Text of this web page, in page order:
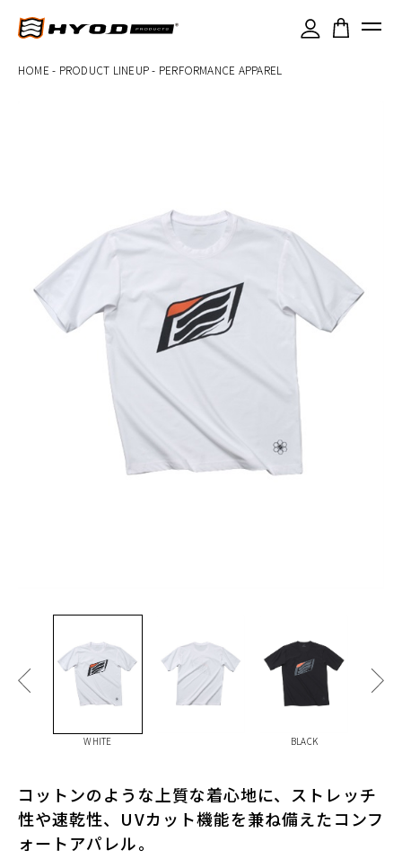
HOME - PRODUCT LINEUP- PERFORMANCE APPAREL
WHITE BLACK
コットンのような上質な着心地に、ストレッチ
性や速乾性、UVカット機能を兼ね備えたコンフ
ォートアパレル。
×